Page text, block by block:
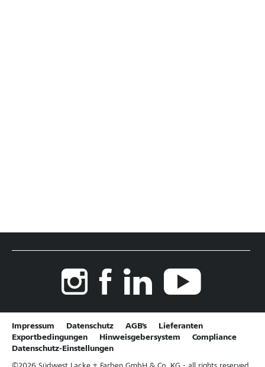
Impressum Datenschutz AGB's
Lieferanten
Exportbedingungen
Hinweisgebersystem
Compliance
Datenschutz-Einstellungen